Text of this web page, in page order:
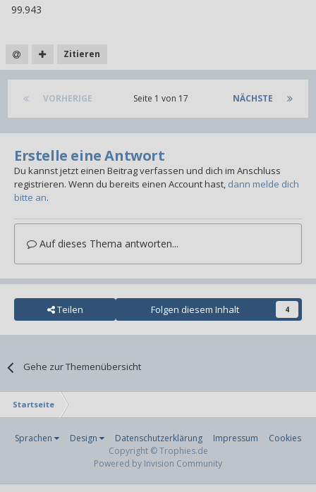
99.943
Zitieren
VORHERIGE NÄCHSTE
Seite 1 von 17
Erstelle eine Antwort
Du kannst jetzt einen Beitrag verfassen und dich im Anschluss
registrieren. Wenn du bereits einen Account hast, dann melde dich
bitte an.
Auf dieses Thema antworten...
Teilen Folgen diesem Inhalt 4
Gehe zur Themenübersicht
Startseite
Sprachen Design Datenschutzerklärung Impressum
Cookies
Copyright © Trophies.de
Powered by Invision Community